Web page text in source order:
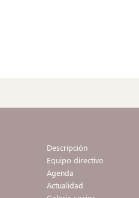
Descripción
Equipo directivo
Agenda
Actualidad